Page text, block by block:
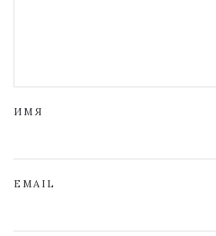
ИМЯ
EMAIL